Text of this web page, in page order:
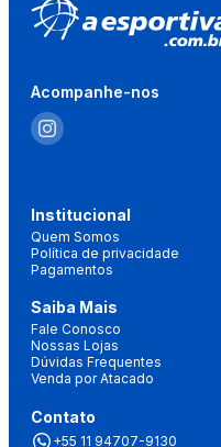
Acompanhe-nos
Institucional
Quem Somos
Política de privacidade
Pagamentos
Saiba Mais
Fale Conosco
Nossas Lojas
Dúvidas Frequentes
Venda por Atacado
Contato
+55 11 94707-9130